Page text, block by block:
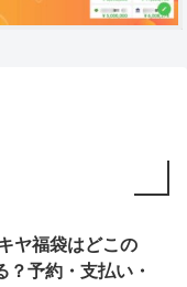
ヤ福袋はどこの
？予約・支払い・